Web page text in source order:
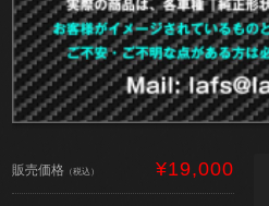
販売価格 （税込） ¥19,000